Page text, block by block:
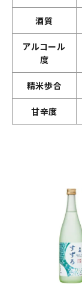
酒質
アルコール
度
精米歩合
甘辛度